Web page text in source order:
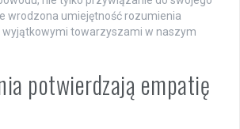
wrodzona umiejętność rozumienia
wyjątkowymi towarzyszami w naszym
potwierdzają empatię